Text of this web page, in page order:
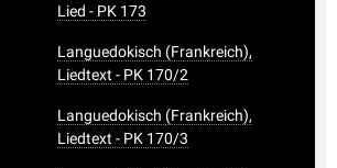
Lied - PK 173
Languedokisch (Frankreich),
Liedtext - PK 170/2
Languedokisch (Frankreich),
Liedtext - PK 170/3